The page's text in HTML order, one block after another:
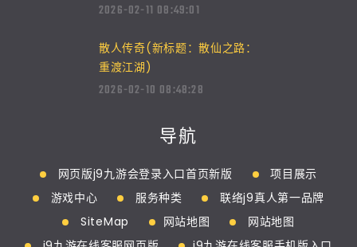
2026-02-11 08:49:01
散人传奇(新标题：散仙之路：
重渡江湖)
2026-02-10 08:48:28
导航
网页版j9九游会登录入口首页新版
项目展示
游戏中心
服务种类
联络j9真人第一品牌
SiteMap
网站地图
网站地图